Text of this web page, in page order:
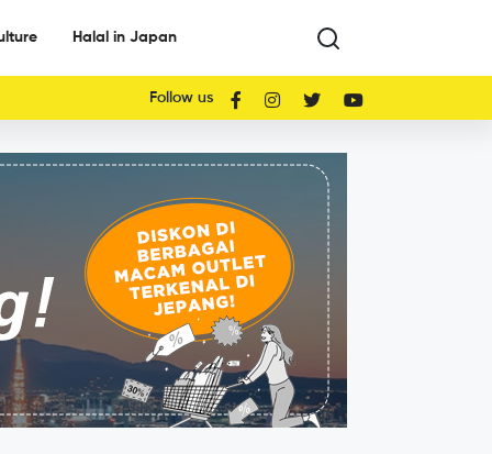
Halal in Japan
Follow us